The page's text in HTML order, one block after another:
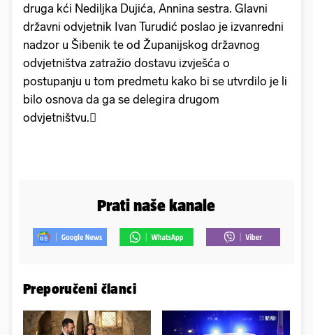
druga kći Nediljka Dujića, Annina sestra. Glavni
državni odvjetnik Ivan Turudić poslao je izvanredni
nadzor u Šibenik te od Županijskog državnog
odvjetništva zatražio dostavu izvješća o
postupanju u tom predmetu kako bi se utvrdilo je li
bilo osnova da ga se delegira drugom
odvjetništvu.
Prati naše kanale
Preporučeni članci